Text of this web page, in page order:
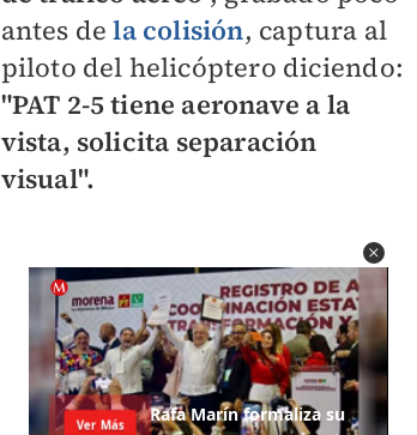
antes dela colisión, captura al
piloto del helicóptero diciendo:
"PAT 2-5 tiene aeronave a la
vista, solicita separación
visual".